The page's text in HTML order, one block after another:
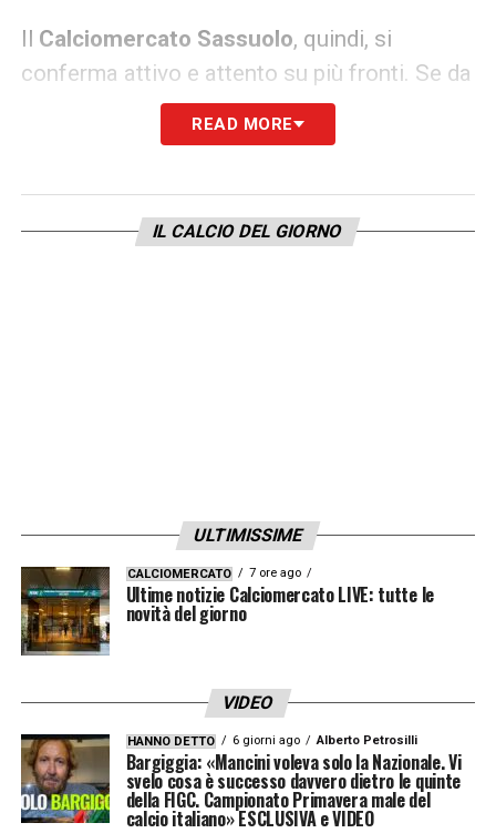
Il Calciomercato Sassuolo, quindi, si
conferma attivo e attento su più fronti. Se da
un lato continua la ricerca del rinforzo
offensivo, dall’altro si lavora per garantire
progetto ambizioso. L’eventuale arrivo di
LA PLAYLIST DELLE NOSTRE TOP NEWS
READ MORE
IL CALCIO DEL GIORNO
ULTIMISSIME
CALCIOMERCATO 7 ore ago
Ultime notizie Calciomercato LIVE: tutte le
novità del giorno
VIDEO
HANNO DETTO 6 giorni ago Alberto Petrosilli
Bargiggia: «Mancini voleva solo la Nazionale. Vi
svelo cosa è successo davvero dietro le quinte
della FIGC. Campionato Primavera male del
calcio italiano» ESCLUSIVA e VIDEO